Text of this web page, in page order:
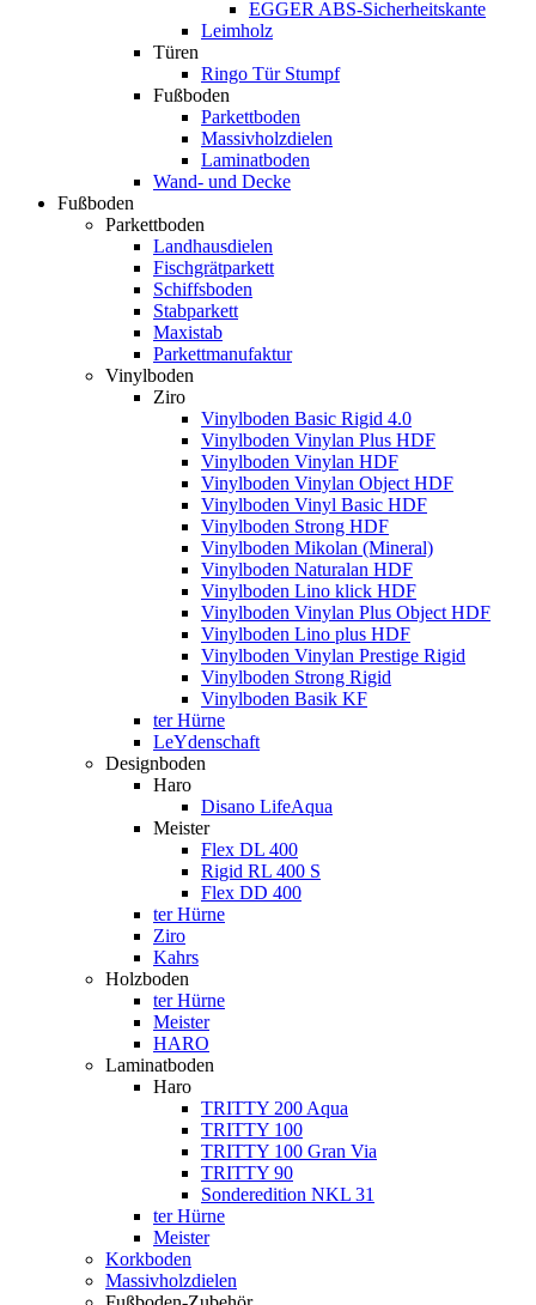
EGGER ABS-Sicherheitskante
Leimholz
Türen
Ringo Tür Stumpf
Fußboden
Parkettboden
Massivholzdielen
Laminatboden
Wand- und Decke
Fußboden
Parkettboden
Landhausdielen
Fischgrätparkett
Schiffsboden
Stabparkett
Maxistab
Parkettmanufaktur
Vinylboden
Ziro
Vinylboden Basic Rigid 4.0
Vinylboden Vinylan Plus HDF
Vinylboden Vinylan HDF
Vinylboden Vinylan Object HDF
Vinylboden Vinyl Basic HDF
Vinylboden Strong HDF
Vinylboden Mikolan (Mineral)
Vinylboden Naturalan HDF
Vinylboden Lino klick HDF
Vinylboden Vinylan Plus Object HDF
Vinylboden Lino plus HDF
Vinylboden Vinylan Prestige Rigid
Vinylboden Strong Rigid
Vinylboden Basik KF
ter Hürne
LeYdenschaft
Designboden
Haro
Disano LifeAqua
Meister
Flex DL 400
Rigid RL 400 S
Flex DD 400
ter Hürne
Ziro
Kahrs
Holzboden
ter Hürne
Meister
HARO
Laminatboden
Haro
TRITTY 200 Aqua
TRITTY 100
TRITTY 100 Gran Via
TRITTY 90
Sonderedition NKL 31
ter Hürne
Meister
Korkboden
Massivholzdielen